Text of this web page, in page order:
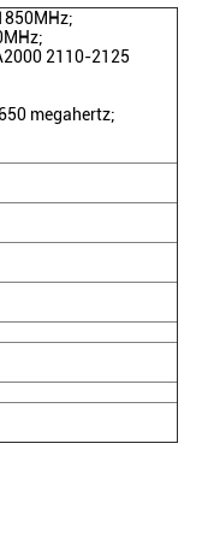
2110-2125
megahertz;